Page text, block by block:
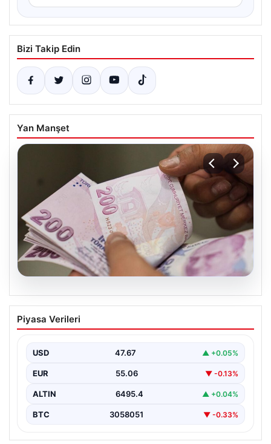
Bizi Takip Edin
Yan Manşet
05.08.2026
2026 Kurban Bayramı Emekli
İkramiyeleri Ne Zaman Ödenecek?
milyon emekli vatandaşın gözü kulağı bayram
ikramiyesi…
Piyasa Verileri
USD 47.67 ▲ +0.05%
EUR 55.06 ▼ -0.13%
ALTIN 6495.4 ▲ +0.04%
BTC 3058051 ▼ -0.33%